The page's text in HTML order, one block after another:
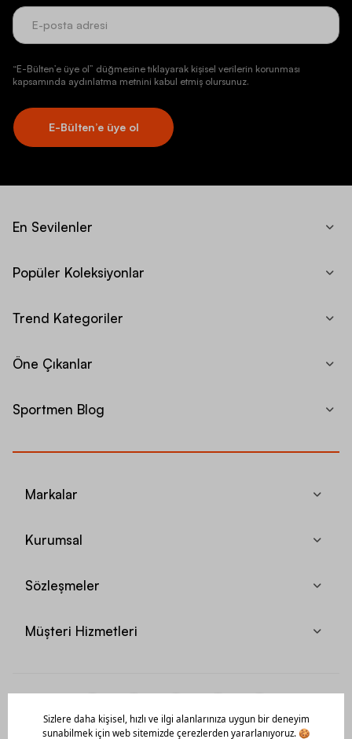
“E-Bülten’e üye ol” düğmesine tıklayarak kişisel verilerin korunması
kapsamında aydınlatma metnini kabul etmiş olursunuz.
E-Bülten’e üye ol
En Sevilenler
Popüler Koleksiyonlar
Trend Kategoriler
Öne Çıkanlar
Sportmen Blog
Markalar
Kurumsal
Sözleşmeler
Müşteri Hizmetleri